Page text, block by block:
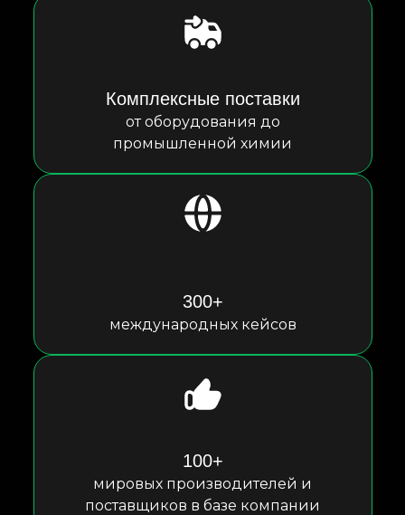
Комплексные поставки
от оборудования до
промышленной химии
300+
международных кейсов
100+
мировых производителей и
поставщиков в базе компании